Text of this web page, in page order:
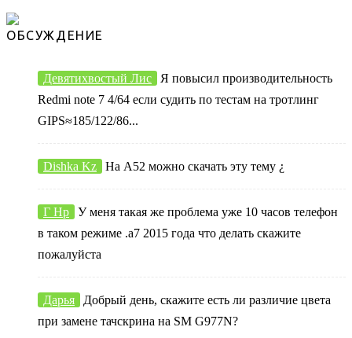
ОБСУЖДЕНИЕ
Девятихвостый Лис
Я повысил производительность
Redmi note 7 4/64 если судить по тестам на тротлинг
GIPS≈185/122/86...
Dishka Kz На А52 можно скачать эту тему ¿
Г Нр
У меня такая же проблема уже 10 часов телефон
в таком режиме .а7 2015 года что делать скажите
пожалуйста
Дарья
Добрый день, скажите есть ли различие цвета
при замене тачскрина на SM G977N?